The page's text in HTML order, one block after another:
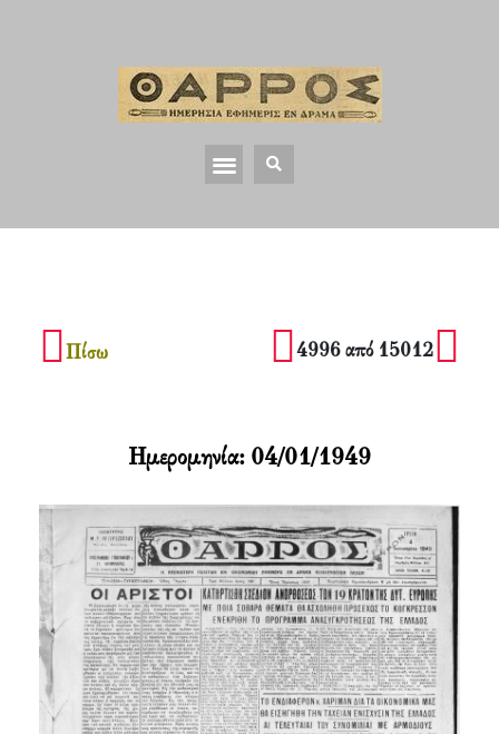
Πίσω 4996 από 15012
Ημερομηνία: 04/01/1949